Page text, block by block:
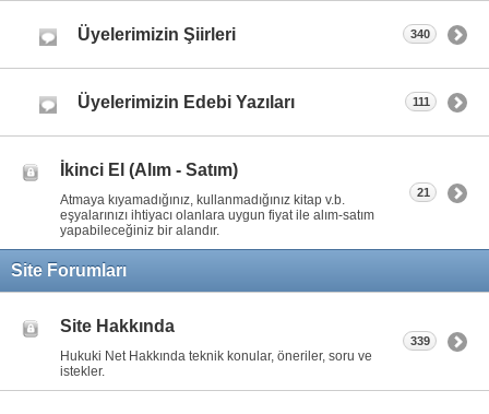
Üyelerimizin Şiirleri 340
Üyelerimizin Edebi Yazıları 111
İkinci El (Alım - Satım)
Atmaya kıyamadığınız, kullanmadığınız kitap v.b.
eşyalarınızı ihtiyacı olanlara uygun fiyat ile alım-satım
yapabileceğiniz bir alandır.
21
Site Forumları
Site Hakkında
Hukuki Net Hakkında teknik konular, öneriler, soru ve
istekler.
339